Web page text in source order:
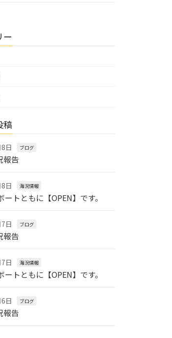
ー
稿
日 ブログ
報告
日 海況情報
ートともに【OPEN】です。
日 ブログ
報告
日 海況情報
ートともに【OPEN】です。
日 ブログ
報告